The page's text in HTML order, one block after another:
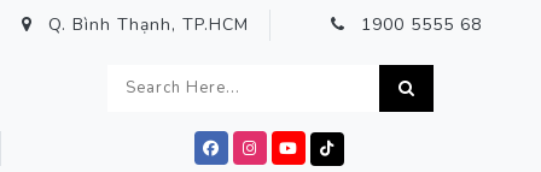
Q. Bình Thạnh, TP.HCM 1900 5555 68